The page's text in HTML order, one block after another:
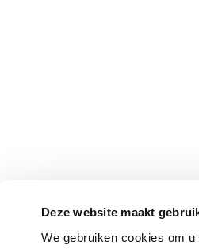
Deze website maakt
We gebruiken cookies om